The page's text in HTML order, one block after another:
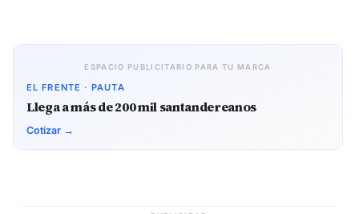
ESPACIO PUBLICITARIO PARA TU MARCA
EL FRENTE · PAUTA
Llega a más de 200 mil santandereanos
Cotizar →